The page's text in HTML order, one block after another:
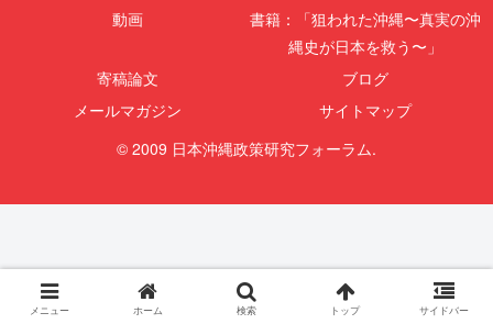
動画
書籍：「狙われた沖縄〜真実の沖
縄史が日本を救う〜」
寄稿論文
ブログ
メールマガジン
サイトマップ
© 2009 日本沖縄政策研究フォーラム.
メニュー ホーム 検索 トップ サイドバー